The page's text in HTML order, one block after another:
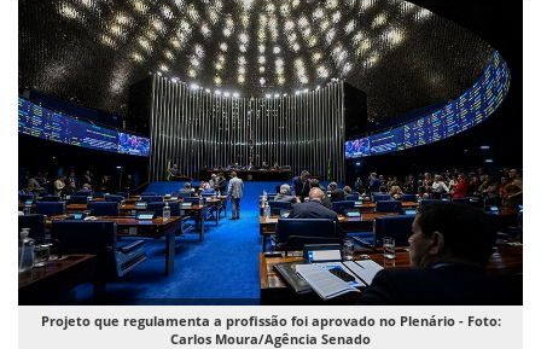
Projeto que regulamenta a profissão foi aprovado no Plenário - Foto:
Carlos Moura/Agência Senado